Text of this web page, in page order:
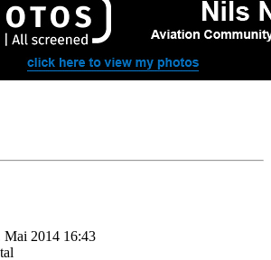
Mai 2014 16:43